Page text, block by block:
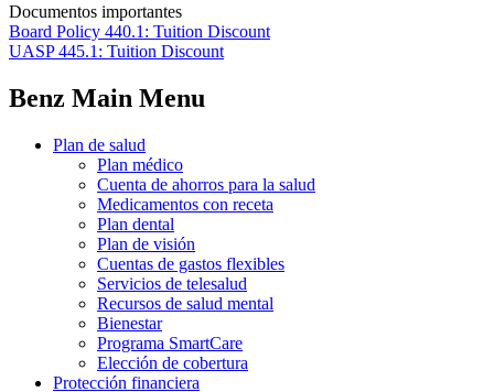
Documentos importantes
Board Policy 440.1: Tuition Discount
UASP 445.1: Tuition Discount
Benz Main Menu
Plan de salud
Plan médico
Cuenta de ahorros para la salud
Medicamentos con receta
Plan dental
Plan de visión
Cuentas de gastos flexibles
Servicios de telesalud
Recursos de salud mental
Bienestar
Programa SmartCare
Elección de cobertura
Protección financiera